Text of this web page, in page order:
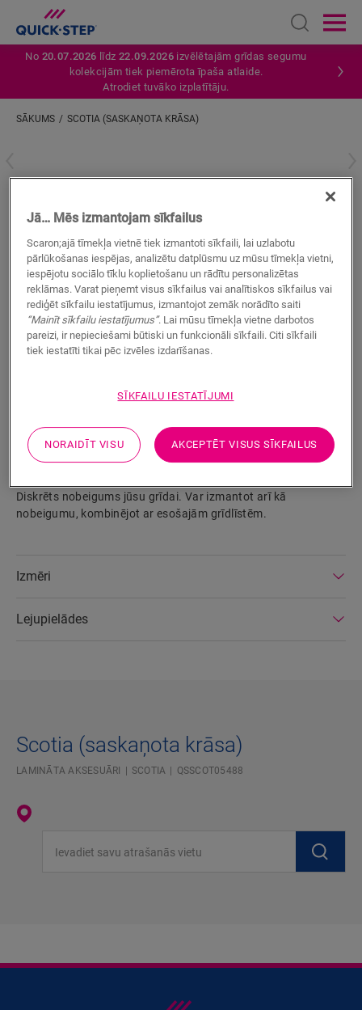
Open
No 20.07.2026 līdz22.09.2026 izvēlētajām grīdas segumu
kolekcijām tiek piemērota īpaša atlaide.
Atrodiet tuvāko izplatītāju.
SĀKUMS SCOTIA (SASKAŅOTA KRĀSA)
Scotia (saskaņota krāsa)
Skaista apdare
Jūsu lamināta grīdai
Krāsas pieskaņotas jūsu grīdai
Pret skrāpējumiem izturīgs virsējais slānis
Izstrādājuma parametri
Diskrēts nobeigums jūsu grīdai. Var izmantot arī kā
nobeigumu, kombinējot ar esošajām grīdlīstēm.
Izmēri
Lejupielādes
Scotia (saskaņota krāsa)
LAMINĀTA AKSESUĀRI SCOTIA QSSCOT05488
Jā… Mēs izmantojam sīkfailus
Scaron;ajā tīmekļa vietnē tiek izmantoti sīkfaili, lai uzlabotu
pārlūkošanas iespējas, analizētu datplūsmu uz mūsu tīmekļa vietni,
iespējotu sociālo tīklu koplietošanu un rādītu personalizētas
reklāmas. Varat pieņemt visus sīkfailus vai analītiskos sīkfailus vai
rediģēt sīkfailu iestatījumus, izmantojot zemāk norādīto saiti
“Mainīt sīkfailu iestatījumus”. Lai mūsu tīmekļa vietne darbotos
pareizi, ir nepieciešami būtiski un funkcionāli sīkfaili. Citi sīkfaili
tiek iestatīti tikai pēc izvēles izdarīšanas.
SĪKFAILU IESTATĪJUMI
NORAIDĪT VISU AKCEPTĒT VISUS SĪKFAILUS